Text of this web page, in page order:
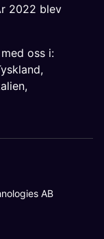
2022 blev
oss i:
,
,
AB